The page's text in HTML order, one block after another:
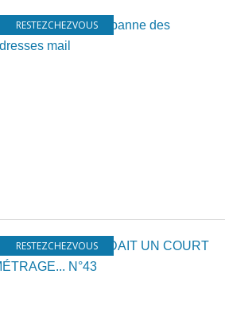
RESTEZCHEZVOUS
RESTEZCHEZVOUS